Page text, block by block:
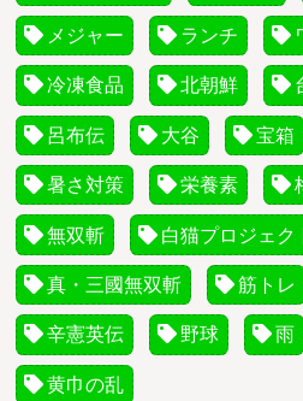
メジャー ランチ
冷凍食品 北朝鮮
呂布伝 大谷 宝箱
暑さ対策 栄養素
無双斬 白猫プロジェク
真・三國無双斬 筋トレ
辛憲英伝 野球 雨
黄巾の乱